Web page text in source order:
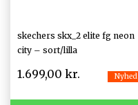
skechers skx_2 elite fg neon
city – sort/lilla
1.699,00 kr. Nyhed